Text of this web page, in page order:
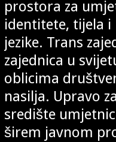
prostora za
identitete, tijela i
jezike. Trans
zajednica u
oblicima
nasilja. Upravo
središte
širem javnom